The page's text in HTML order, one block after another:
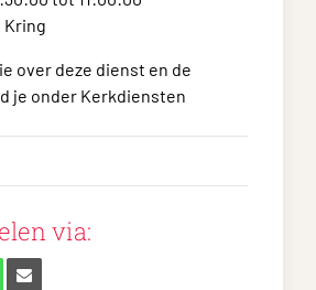
Kring
over deze dienst en de
je onder Kerkdiensten
via: